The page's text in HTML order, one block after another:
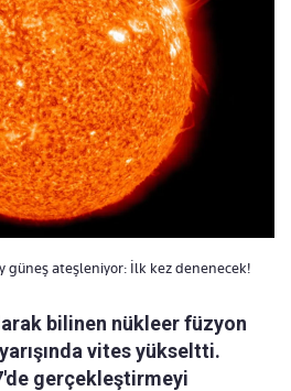
güneş ateşleniyor: İlk kez denenecek!
bilinen nükleer füzyon
vites yükseltti.
gerçekleştirmeyi